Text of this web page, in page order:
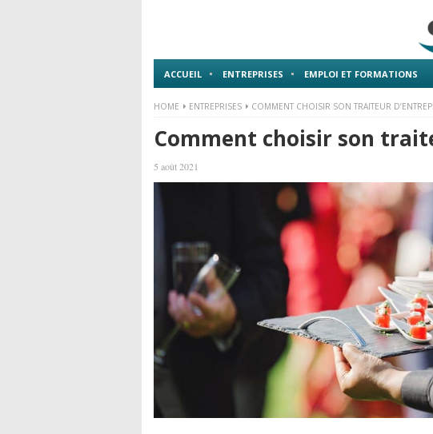
ACCUEIL ENTREPRISES EMPLOI ET FORMATIONS
HOME ENTREPRISES COMMENT CHOISIR SON TRAITEUR
Comment choisir son
5 août 2021